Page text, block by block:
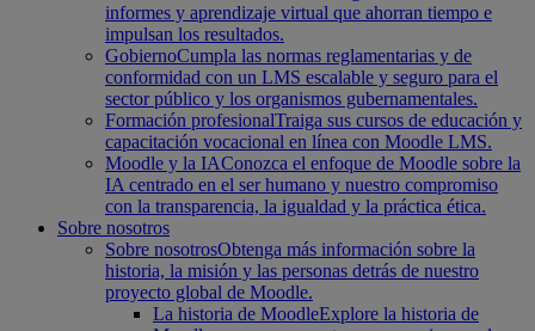
informes y aprendizaje virtual que ahorran tiempo e
impulsan los resultados.
GobiernoCumpla las normas reglamentarias y de
conformidad con un LMS escalable y seguro para el
sector público y los organismos gubernamentales.
Formación profesionalTraiga sus cursos de educación y
capacitación vocacional en línea con Moodle LMS.
Moodle y la IAConozca el enfoque de Moodle sobre la
IA centrado en el ser humano y nuestro compromiso
con la transparencia, la igualdad y la práctica ética.
Sobre nosotros
Sobre nosotrosObtenga más información sobre la
historia, la misión y las personas detrás de nuestro
proyecto global de Moodle.
La historia de MoodleExplore la historia de